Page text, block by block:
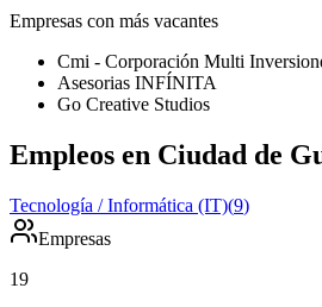
Empresas con más vacantes
Cmi - Corporación Multi
Asesorias INFÍNITA
Go Creative Studios
Empleos en Ciudad de
Tecnología / Informática (IT)(9)
Empresas
19